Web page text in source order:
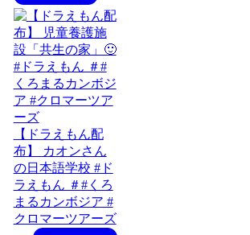
【ドラえもん配
布】 カオンさん
の日本語学校 #ド
ラえもん ＃#くろ
まるカンボジア #
クロマーツアーズ